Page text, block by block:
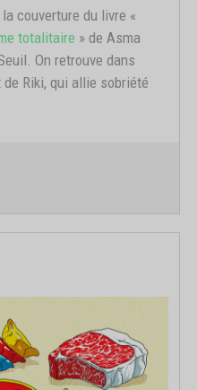
couverture du livre «
totalitaire » de Asma
On retrouve dans
Riki, qui allie sobriété